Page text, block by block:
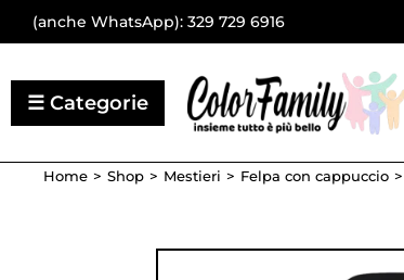
(anche WhatsApp): 329 729 6916
Home Shop Mestieri Felpa con cappuccio